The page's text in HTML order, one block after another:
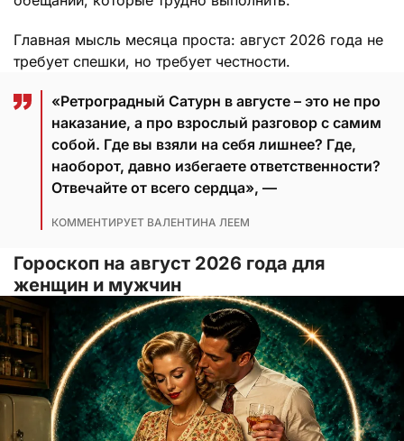
Главная мысль месяца проста: август 2026 года не
требует спешки, но требует честности.
«Ретроградный Сатурн в августе – это не про
наказание, а про взрослый разговор с самим
собой. Где вы взяли на себя лишнее? Где,
наоборот, давно избегаете ответственности?
Отвечайте от всего сердца», —
КОММЕНТИРУЕТ ВАЛЕНТИНА ЛЕЕМ
Гороскоп на август 2026 года для
женщин и мужчин